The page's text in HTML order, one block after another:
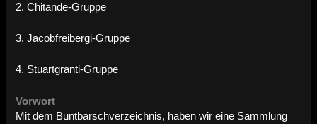
2. Chitande-Gruppe
3. Jacobfreibergi-Gruppe
4. Stuartgranti-Gruppe
Vorwort
Mit dem Buntbarschverzeichnis, haben wir eine Sammlung